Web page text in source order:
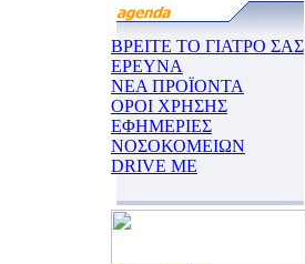
ΒΡΕΙΤΕ ΤΟ ΓΙΑΤΡΟ ΣΑΣ
ΕΡΕΥΝΑ
ΝΕΑ ΠΡΟΪΟΝΤΑ
ΟΡΟΙ ΧΡΗΣΗΣ
ΕΦΗΜΕΡΙΕΣ
ΝΟΣΟΚΟΜΕΙΩΝ
DRIVE ME